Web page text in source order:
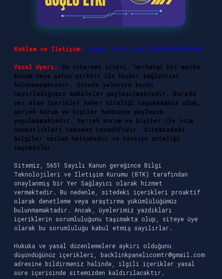
Reklam ve İletişim: Skype: live:.cid.575569c608265c69
Yasal Uyarı:
Bu internet sitesi, herhangi bir marka,
kurum veya şahıs şirketi ile hiçbir bağlantısı
bulunmamaktadır. Sitede yalnızca kendi
hazırladığımız makaleler paylaşılmaktadır. Burada
yer alan içerikler haber niteliği taşımamakta olup,
gerçek kurum ve kişiler hakkında paylaşım
yapılmamaktadır. Gerçek kurum ve kişiler ile isim
benzerlikleri tamamen tesadüfidir. Sitemizdeki
bilgiler taslak halindedir ve tavsiye niteliği
taşımazlar.
Sitemiz, 5651 Sayılı Kanun gereğince Bilgi
Teknolojileri ve İletişim Kurumu (BTK) tarafından
onaylanmış bir Yer Sağlayıcı olarak hizmet
vermektedir. Bu nedenle, sitedeki içerikleri proaktif
olarak denetleme veya araştırma yükümlülüğümüz
bulunmamaktadır. Ancak, üyelerimiz yazdıkları
içeriklerin sorumluluğunu taşımakta olup, siteye üye
olarak bu sorumluluğu kabul etmiş sayılırlar.
Hukuka ve yasal düzenlemelere aykırı olduğunu
düşündüğünüz içerikleri, backlinkpanelicomtr@gmail.com
adresine bildirmeniz halinde, ilgili içerikler yasal
süre içerisinde sitemizden kaldırılacaktır.